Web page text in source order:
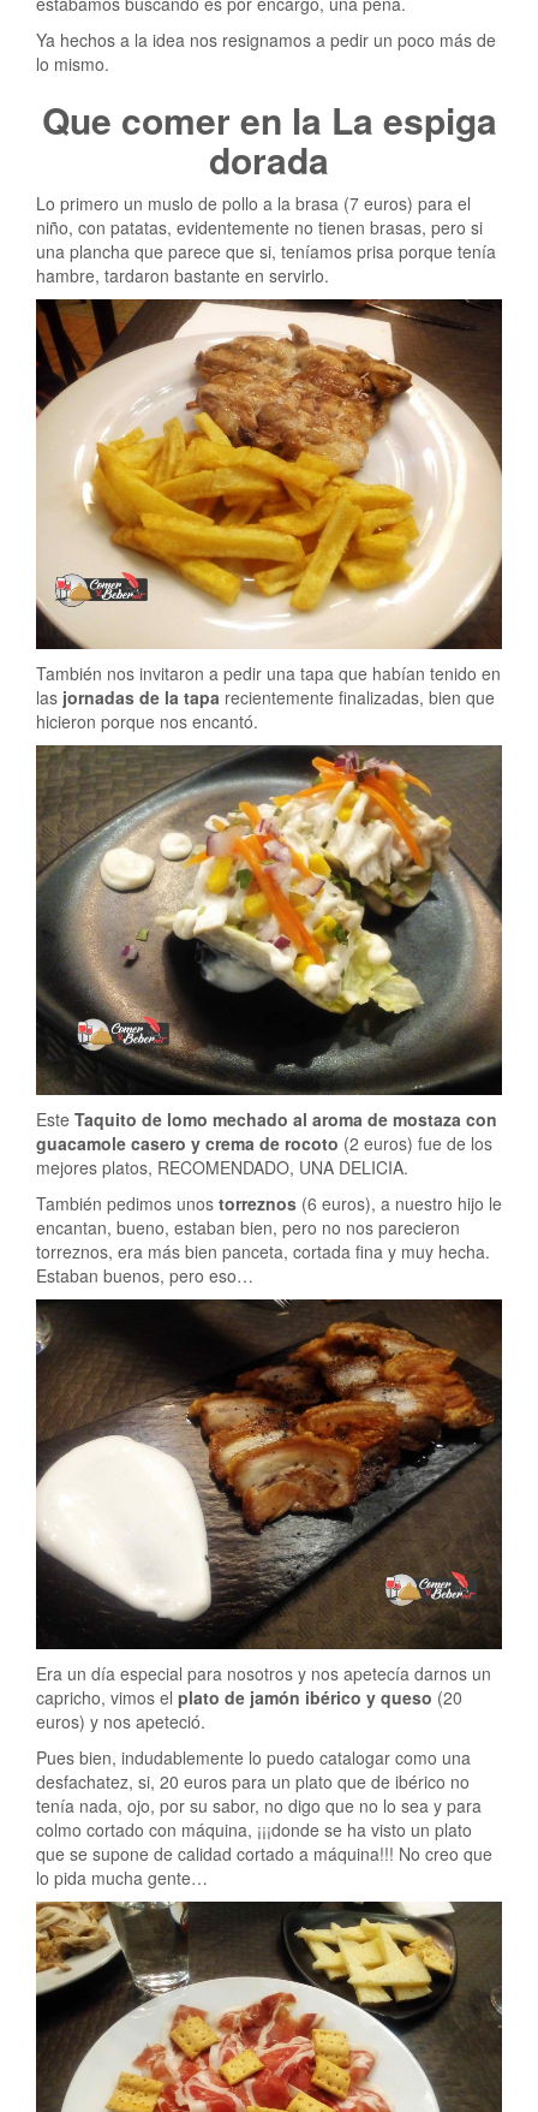
Ya hechos a la idea nos resignamos a pedir un poco más de
lo mismo.
Que comer en la La espiga
dorada
Lo primero un muslo de pollo a la brasa (7 euros) para el
niño, con patatas, evidentemente no tienen brasas, pero si
una plancha que parece que si, teníamos prisa porque tenía
hambre, tardaron bastante en servirlo.
También nos invitaron a pedir una tapa que habían tenido en
las jornadas de la tapa recientemente finalizadas, bien que
hicieron porque nos encantó.
Este Taquito de lomo mechado al aroma de mostaza con
guacamole casero y crema de rocoto (2 euros) fue de los
mejores platos, RECOMENDADO, UNA DELICIA.
También pedimos unos torreznos (6 euros), a nuestro hijo le
encantan, bueno, estaban bien, pero no nos parecieron
torreznos, era más bien panceta, cortada fina y muy hecha.
Estaban buenos, pero eso…
Era un día especial para nosotros y nos apetecía darnos un
capricho, vimos el plato de jamón ibérico y queso (20
euros) y nos apeteció.
Pues bien, indudablemente lo puedo catalogar como una
desfachatez, si, 20 euros para un plato que de ibérico no
tenía nada, ojo, por su sabor, no digo que no lo sea y para
colmo cortado con máquina, ¡¡¡donde se ha visto un plato
que se supone de calidad cortado a máquina!!! No creo que
lo pida mucha gente…